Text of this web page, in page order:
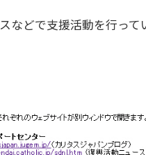
どで支援活動を行って